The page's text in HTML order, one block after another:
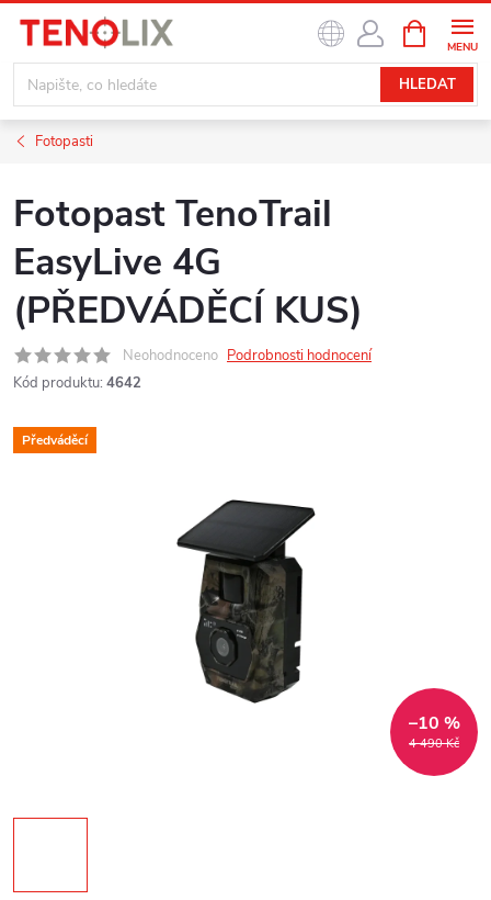
obsah
HLEDAT
NÁKUPNÍ
KOŠÍK
Fotopasti
Fotopast TenoTrail
EasyLive 4G
(PŘEDVÁDĚCÍ KUS)
Neohodnoceno Podrobnosti hodnocení
Kód produktu: 4642
Předváděcí
4 490 Kč
–10 %